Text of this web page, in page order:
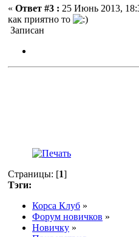
« Ответ #3 : 25 Июнь 2013,
как приятно то
Записан
Страницы: [1]
Тэги:
Корса Клуб »
Форум новичков »
Новичку »